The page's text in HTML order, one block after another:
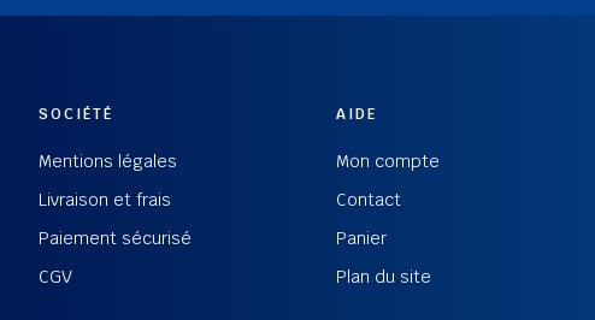
SOCIÉTÉ
Mentions légales
Livraison et frais
Paiement sécurisé
CGV
AIDE
Mon compte
Contact
Panier
Plan du site